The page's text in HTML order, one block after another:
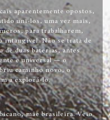
aparentemente opostos,
uni-los, uma vez mais,
para trabalharem,
intangível. Não se trata de
de duas baterias, antes
e universal — o
caminho novo, o
a explorá-lo.
mãe brasileira. Veio